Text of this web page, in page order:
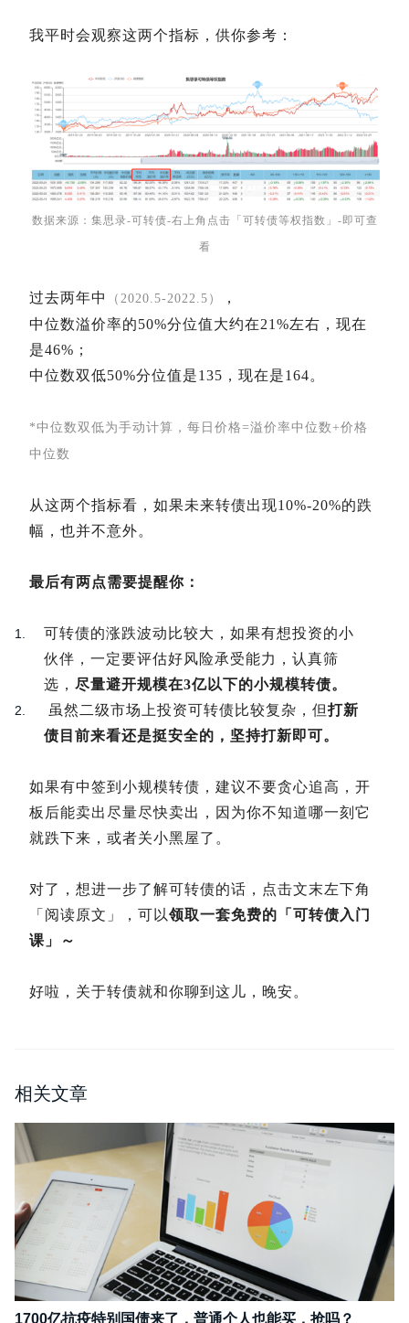
我平时会观察这两个指标，供你参考：
数据来源：集思录-可转债-右上角点击「可转债等权指数」-即可查
看
过去两年中 （2020.5-2022.5）
，
中位数溢价率的50%分位值大约在21%左右，现在
是46%；
中位数双低50%分位值是135，现在是164。
*中位数双低为手动计算，每日价格=溢价率中位数+价格
中位数
从这两个指标看，如果未来转债出现10%-20%的跌
幅，也并不意外。
最后有两点需要提醒你：
可转债的涨跌波动比较大，如果有想投资的小
伙伴，一定要评估好风险承受能力，认真筛
选， 尽量避开规模在3亿以下的小规模转债。
虽然二级市场上投资可转债比较复杂，但打新
债目前来看还是挺安全的，坚持打新即可。
如果有中签到小规模转债，建议不要贪心追高，开
板后能卖出尽量尽快卖出，因为你不知道哪一刻它
就跌下来，或者关小黑屋了。
对了，想进一步了解可转债的话，点击文末左下角
「阅读原文」，可以领取一套免费的「可转债入门
课」～
好啦，关于转债就和你聊到这儿，晚安。
相关文章
1700亿抗疫特别国债来了，普通个人也能买，抢吗？